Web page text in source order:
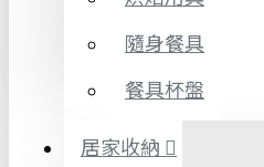
隨身餐具
餐具杯盤
居家收納